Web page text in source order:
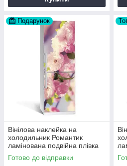
Подарунок
Вінілова наклейка на
холодильник Романтик
ламінована подвійна плівка
самоклеюча 60х180 см
Happy Pocket Z180070
Готово до відправки